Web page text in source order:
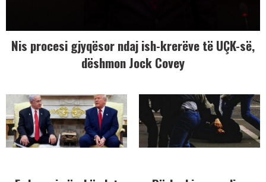
Nis procesi gjyqësor ndaj ish-krerëve të UÇK-së,
dëshmon Jock Covey